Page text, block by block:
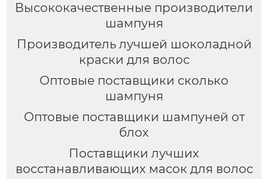
Высококачественные производители
шампуня
Производитель лучшей шоколадной
краски для волос
Оптовые поставщики сколько
шампуня
Оптовые поставщики шампуней от
блох
Поставщики лучших
восстанавливающих масок для волос